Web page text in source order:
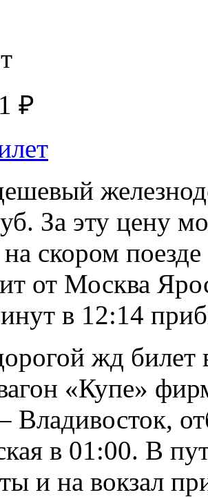
₽
За эту цену
скором
от Москва
в 12:14
жд билет
«Купе»
Владивосток,
в 01:00. В
и на вокзал